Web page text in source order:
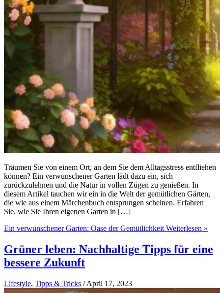
Träumen Sie von einem Ort, an dem Sie dem Alltagsstress entfliehen
können? Ein verwunschener Garten lädt dazu ein, sich
zurückzulehnen und die Natur in vollen Zügen zu genießen. In
diesem Artikel tauchen wir ein in die Welt der gemütlichen Gärten,
die wie aus einem Märchenbuch entsprungen scheinen. Erfahren
Sie, wie Sie Ihren eigenen Garten in […]
Ein verwunschener Garten: Oase der Gemütlichkeit Weiterlesen »
Grüner leben: Nachhaltige Tipps für eine
bessere Zukunft
Lifestyle, Tipps & Tricks /April 17, 2023